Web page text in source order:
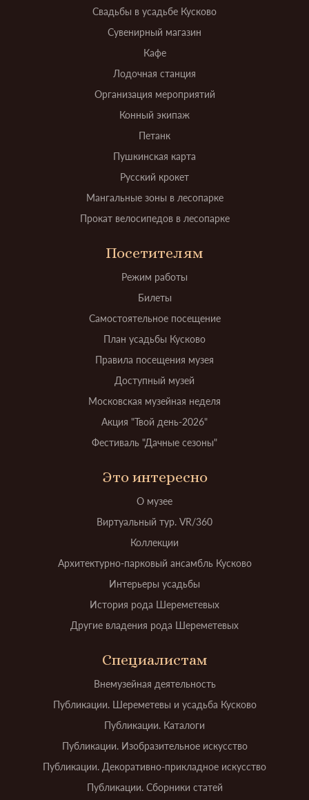
Свадьбы в усадьбе Кусково
Сувенирный магазин
Кафе
Лодочная станция
Организация мероприятий
Конный экипаж
Петанк
Пушкинская карта
Русский крокет
Мангальные зоны в лесопарке
Прокат велосипедов в лесопарке
Посетителям
Режим работы
Билеты
Самостоятельное посещение
План усадьбы Кусково
Правила посещения музея
Доступный музей
Московская музейная неделя
Акция "Твой день-2026"
Фестиваль "Дачные сезоны"
Это интересно
О музее
Виртуальный тур. VR/360
Коллекции
Архитектурно-парковый ансамбль Кусково
Интерьеры усадьбы
История рода Шереметевых
Другие владения рода Шереметевых
Специалистам
Внемузейная деятельность
Публикации. Шереметевы и усадьба Кусково
Публикации. Каталоги
Публикации. Изобразительное искусство
Публикации. Декоративно-прикладное искусство
Публикации. Сборники статей